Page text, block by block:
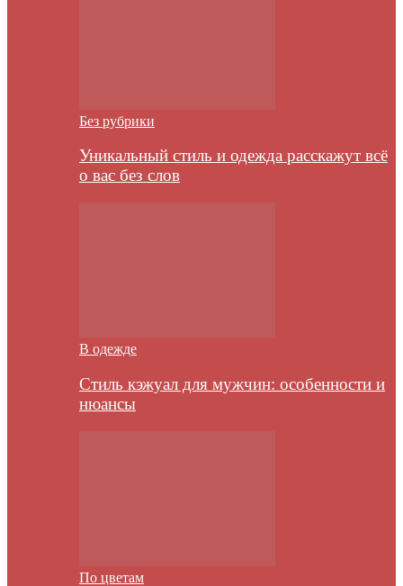
Без рубрики
Уникальный стиль и одежда расскажут всё
о вас без слов
В одежде
Стиль кэжуал для мужчин: особенности и
нюансы
По цветам